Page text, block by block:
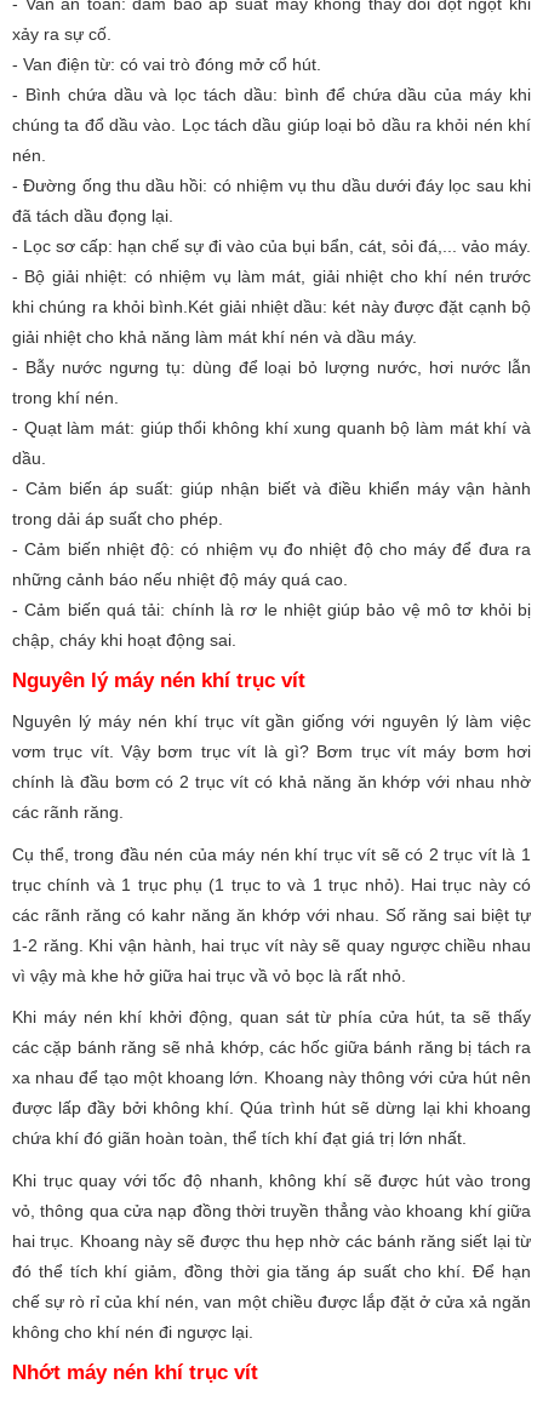
- Van an toàn: đảm bảo áp suất máy không thay đổi đột ngột khi
xảy ra sự cố.
- Van điện từ: có vai trò đóng mở cổ hút.
- Bình chứa dầu và lọc tách dầu: bình để chứa dầu của máy khi
chúng ta đổ dầu vào. Lọc tách dầu giúp loại bỏ dầu ra khỏi nén khí
nén.
- Đường ống thu dầu hồi: có nhiệm vụ thu dầu dưới đáy lọc sau khi
đã tách dầu đọng lại.
- Lọc sơ cấp: hạn chế sự đi vào của bụi bẩn, cát, sỏi đá,... vảo máy.
- Bộ giải nhiệt: có nhiệm vụ làm mát, giải nhiệt cho khí nén trước
khi chúng ra khỏi bình.Két giải nhiệt dầu: két này được đặt cạnh bộ
giải nhiệt cho khả năng làm mát khí nén và dầu máy.
- Bẫy nước ngưng tụ: dùng để loại bỏ lượng nước, hơi nước lẫn
trong khí nén.
- Quạt làm mát: giúp thổi không khí xung quanh bộ làm mát khí và
dầu.
- Cảm biến áp suất: giúp nhận biết và điều khiển máy vận hành
trong dải áp suất cho phép.
- Cảm biến nhiệt độ: có nhiệm vụ đo nhiệt độ cho máy để đưa ra
những cảnh báo nếu nhiệt độ máy quá cao.
- Cảm biến quá tải: chính là rơ le nhiệt giúp bảo vệ mô tơ khỏi bị
chập, cháy khi hoạt động sai.
Nguyên lý máy nén khí trục vít
Nguyên lý máy nén khí trục vít gần giống với nguyên lý làm việc
vơm trục vít. Vậy bơm trục vít là gì? Bơm trục vít máy bơm hơi
chính là đầu bơm có 2 trục vít có khả năng ăn khớp với nhau nhờ
các rãnh răng.
Cụ thể, trong đầu nén của máy nén khí trục vít sẽ có 2 trục vít là 1
trục chính và 1 trục phụ (1 trục to và 1 trục nhỏ). Hai trục này có
các rãnh răng có kahr năng ăn khớp với nhau. Số răng sai biệt tự
1-2 răng. Khi vận hành, hai trục vít này sẽ quay ngược chiều nhau
vì vậy mà khe hở giữa hai trục vầ vỏ bọc là rất nhỏ.
Khi máy nén khí khởi động, quan sát từ phía cửa hút, ta sẽ thấy
các cặp bánh răng sẽ nhả khớp, các hốc giữa bánh răng bị tách ra
xa nhau để tạo một khoang lớn. Khoang này thông với cửa hút nên
được lấp đầy bởi không khí. Qúa trình hút sẽ dừng lại khi khoang
chứa khí đó giãn hoàn toàn, thể tích khí đạt giá trị lớn nhất.
Khi trục quay với tốc độ nhanh, không khí sẽ được hút vào trong
vỏ, thông qua cửa nạp đồng thời truyền thẳng vào khoang khí giữa
hai trục. Khoang này sẽ được thu hẹp nhờ các bánh răng siết lại từ
đó thể tích khí giảm, đồng thời gia tăng áp suất cho khí. Để hạn
chế sự rò rỉ của khí nén, van một chiều được lắp đặt ở cửa xả ngăn
không cho khí nén đi ngược lại.
Nhớt máy nén khí trục vít